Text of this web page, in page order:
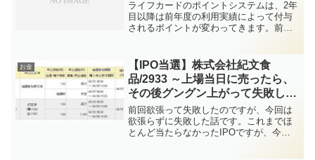
ライフカードのポイントシステムは、2年
目以降は前年度の利用実績によって付与
されるポイントが変わってきます。前年
倍(還元率1.00%)(※初年度は1.5倍...
お金
【IPO当選】株式会社紀文食
品/2933 ～上場当日に売ったら、
その後グングン上がって失敗した
気分(慌てる○○は貰いが少ない)～
前回欲張って失敗したのですが、今回は
欲張らずに失敗した話です。これまでほ
とんど当たらなかったIPOですが、今年2